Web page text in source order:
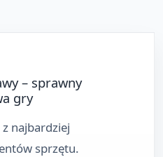
– sprawny
gry
najbardziej
sprzętu.